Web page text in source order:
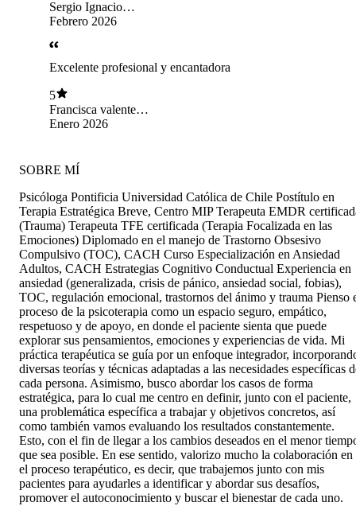
las sesiones y considero que realiza un excelente
trabajo.
Sergio Ignacio
Villaman Ramirez
Febrero 2026
Excelente profesional y encantadora
5
Francisca valente
Rodriguez
Enero 2026
SOBRE MÍ
Psicóloga Pontificia Universidad Católica de Chile Postítulo en
Terapia Estratégica Breve, Centro MIP Terapeuta EMDR
(Trauma) Terapeuta TFE certificada (Terapia Focalizada en las
Emociones) Diplomado en el manejo de Trastorno Obsesivo
Compulsivo (TOC), CACH Curso Especialización en Ansiedad
Adultos, CACH Estrategias Cognitivo Conductual Experiencia en
ansiedad (generalizada, crisis de pánico, ansiedad social, fobias),
TOC, regulación emocional, trastornos del ánimo y trauma Pienso
proceso de la psicoterapia como un espacio seguro, empático,
respetuoso y de apoyo, en donde el paciente sienta que puede
explorar sus pensamientos, emociones y experiencias de vida. Mi
práctica terapéutica se guía por un enfoque integrador,
diversas teorías y técnicas adaptadas a las necesidades específicas
cada persona. Asimismo, busco abordar los casos de forma
estratégica, para lo cual me centro en definir, junto con el paciente,
una problemática específica a trabajar y objetivos concretos, así
como también vamos evaluando los resultados constantemente.
Esto, con el fin de llegar a los cambios deseados en el menor
que sea posible. En ese sentido, valorizo mucho la colaboración en
el proceso terapéutico, es decir, que trabajemos junto con mis
pacientes para ayudarles a identificar y abordar sus desafíos,
promover el autoconocimiento y buscar el bienestar de cada uno.